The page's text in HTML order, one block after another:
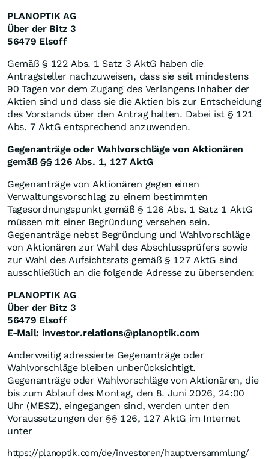
PLANOPTIK AG
Über der Bitz 3
56479 Elsoff
Gemäß § 122 Abs. 1 Satz 3 AktG haben die
Antragsteller nachzuweisen, dass sie seit mindestens
90 Tagen vor dem Zugang des Verlangens Inhaber der
Aktien sind und dass sie die Aktien bis zur Entscheidung
des Vorstands über den Antrag halten. Dabei ist § 121
Abs. 7 AktG entsprechend anzuwenden.
Gegenanträge oder Wahlvorschläge von Aktionären
gemäß §§ 126 Abs. 1, 127 AktG
Gegenanträge von Aktionären gegen einen
Verwaltungsvorschlag zu einem bestimmten
Tagesordnungspunkt gemäß § 126 Abs. 1 Satz 1 AktG
müssen mit einer Begründung versehen sein.
Gegenanträge nebst Begründung und Wahlvorschläge
von Aktionären zur Wahl des Abschlussprüfers sowie
zur Wahl des Aufsichtsrats gemäß § 127 AktG sind
ausschließlich an die folgende Adresse zu übersenden:
PLANOPTIK AG
Über der Bitz 3
56479 Elsoff
E-Mail: investor.relations@planoptik.com
Anderweitig adressierte Gegenanträge oder
Wahlvorschläge bleiben unberücksichtigt.
Gegenanträge oder Wahlvorschläge von Aktionären, die
bis zum Ablauf des Montag, den 8. Juni 2026, 24:00
Uhr (MESZ), eingegangen sind, werden unter den
Voraussetzungen der §§ 126, 127 AktG im Internet
unter
https://planoptik.com/de/investoren/hauptversammlung/